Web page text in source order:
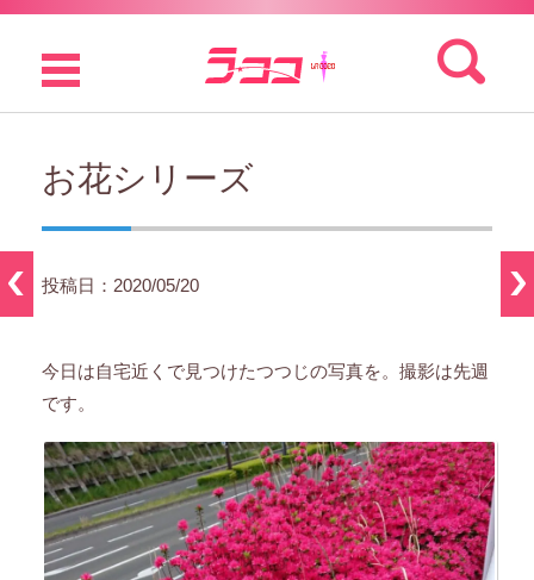
検索:
コンテンツに移動
お花シリーズ
投稿日：2020/05/20
今日は自宅近くで見つけたつつじの写真を。撮影は先週
です。